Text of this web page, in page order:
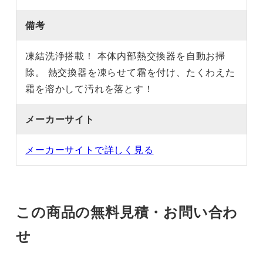
備考
凍結洗浄搭載！ 本体内部熱交換器を自動お掃
除。 熱交換器を凍らせて霜を付け、たくわえた
霜を溶かして汚れを落とす！
メーカーサイト
メーカーサイトで詳しく見る
この商品の無料見積・お問い合わ
せ